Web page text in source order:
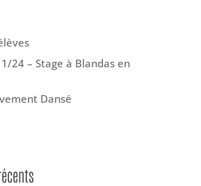
24 – Stage à Blandas en
Dansé